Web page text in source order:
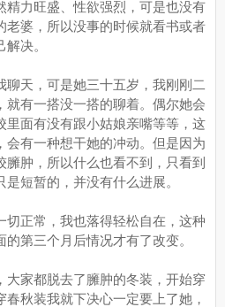
力旺盛、性欲强烈，可是也没有
老婆，所以没事的时候就看书或者
决。
天，可是她三十五岁，我刚刚二
就有一搭没一搭的聊着。偶尔她会
里面有没有跟小姑娘亲嘴等等，这
会有一种想干她的冲动。但是因为
肿，所以什么也看不到，只看到
短暂的，并没有什么进展。
正常，我也落得轻松自在，这种
第三个月后情况才有了改变。
家都脱去了臃肿的冬装，开始穿
秋装我就下决心一定要上了她，